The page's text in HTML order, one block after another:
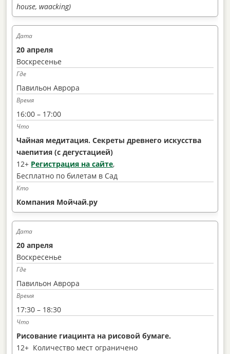
house, waacking)
20 апреля
Воскресенье
Павильон Аврора
16:00 – 17:00
Чайная медитация. Секреты древнего искусства
чаепития (с дегустацией)
12+ Регистрация на сайте,
Бесплатно по билетам в Сад
Компания Мойчай.ру
20 апреля
Воскресенье
Павильон Аврора
17:30 – 18:30
Рисование гиацинта на рисовой бумаге.
12+ Количество мест ограничено